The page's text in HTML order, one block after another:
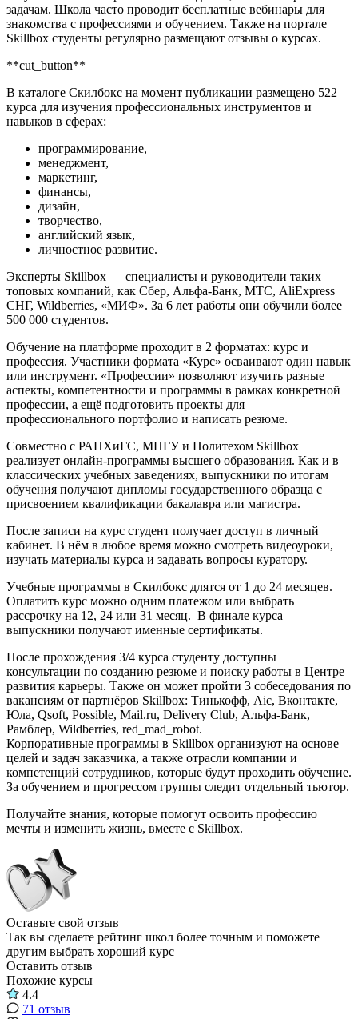
задачам. Школа часто проводит бесплатные вебинары для
знакомства с профессиями и обучением. Также на портале
Skillbox студенты регулярно размещают отзывы о курсах.
**cut_button**
В каталоге Скилбокс на момент публикации размещено 522
курса для изучения профессиональных инструментов и
навыков в сферах:
программирование,
менеджмент,
маркетинг,
финансы,
дизайн,
творчество,
английский язык,
личностное развитие.
Эксперты Skillbox — специалисты и руководители таких
топовых компаний, как Сбер, Альфа-Банк, МТС, AliExpress
СНГ, Wildberries, «МИФ». За 6 лет работы они обучили более
500 000 студентов.
Обучение на платформе проходит в 2 форматах: курс и
профессия. Участники формата «Курс» осваивают один навык
или инструмент. «Профессии» позволяют изучить разные
аспекты, компетентности и программы в рамках конкретной
профессии, а ещё подготовить проекты для
профессионального портфолио и написать резюме.
Совместно с РАНХиГС, МПГУ и Политехом Skillbox
реализует онлайн-программы высшего образования. Как и в
классических учебных заведениях, выпускники по итогам
обучения получают дипломы государственного образца с
присвоением квалификации бакалавра или магистра.
После записи на курс студент получает доступ в личный
кабинет. В нём в любое время можно смотреть видеоуроки,
изучать материалы курса и задавать вопросы куратору.
Учебные программы в Скилбокс длятся от 1 до 24 месяцев.
Оплатить курс можно одним платежом или выбрать
рассрочку на 12, 24 или 31 месяц. В финале курса
выпускники получают именные сертификаты.
После прохождения 3/4 курса студенту доступны
консультации по созданию резюме и поиску работы в Центре
развития карьеры. Также он может пройти 3 собеседования по
вакансиям от партнёров Skillbox: Тинькофф, Aic, Вконтакте,
Юла, Qsoft, Possible, Mail.ru, Delivery Club, Альфа-Банк,
Рамблер, Wildberries, red_mad_robot.
Корпоративные программы в Skillbox организуют на основе
целей и задач заказчика, а также отрасли компании и
компетенций сотрудников, которые будут проходить обучение.
За обучением и прогрессом группы следит отдельный тьютор.
Получайте знания, которые помогут освоить профессию
мечты и изменить жизнь, вместе с Skillbox.
Оставьте свой отзыв
Так вы сделаете рейтинг школ более точным и поможете
другим выбрать хороший курс
Оставить отзыв
Похожие курсы
4.4
71 отзыв